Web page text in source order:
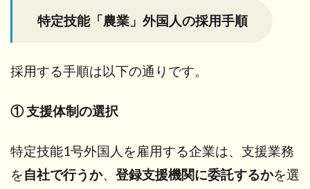
特定技能「農業」外国人の採用手順
採用する手順は以下の通りです。
① 支援体制の選択
特定技能1号外国人を雇用する企業は、支援業務
を自社で行うか、 登録支援機関に委託するかを選